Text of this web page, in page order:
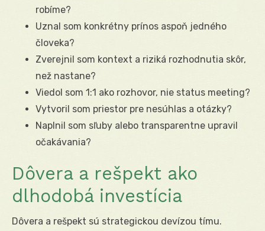
robíme?
Uznal som konkrétny prínos aspoň jedného
človeka?
Zverejnil som kontext a riziká rozhodnutia skôr,
než nastane?
Viedol som 1:1 ako rozhovor, nie status meeting?
Vytvoril som priestor pre nesúhlas a otázky?
Naplnil som sľuby alebo transparentne upravil
očakávania?
Dôvera a rešpekt ako
dlhodobá investícia
Dôvera a rešpekt sú strategickou devízou tímu.